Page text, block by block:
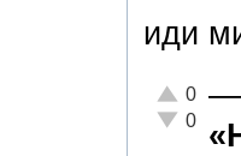
иди
Отлично!
0
0
—